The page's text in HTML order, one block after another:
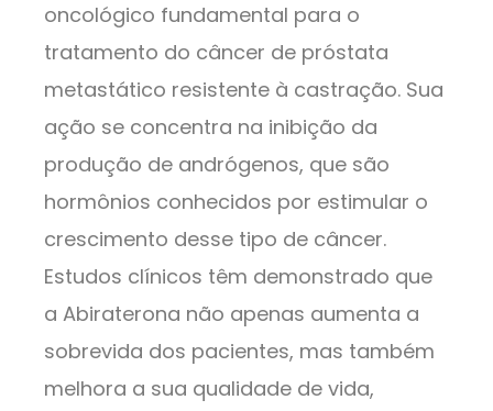
oncológico fundamental para o
tratamento do câncer de próstata
metastático resistente à castração. Sua
ação se concentra na inibição da
produção de andrógenos, que são
hormônios conhecidos por estimular o
crescimento desse tipo de câncer.
Estudos clínicos têm demonstrado que
a Abiraterona não apenas aumenta a
sobrevida dos pacientes, mas também
melhora a sua qualidade de vida,